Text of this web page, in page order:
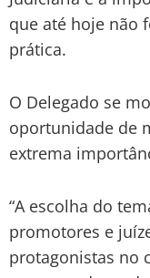
que até hoje não
prática.
O Delegado se
oportunidade de
extrema
“A escolha do
promotores e
protagonistas no